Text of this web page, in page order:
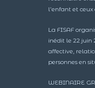
l’enfant et
La FISAF
inédit le 22 juin
affective,
personnes en
WEBINAIRE